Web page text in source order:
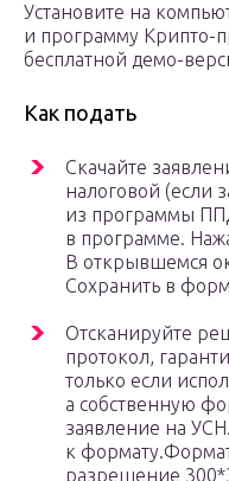
Установите на
и программу Крипто-
бесплатной демо-
Как подать
Скачайте
налоговой (если
из программы
в программе.
В открывшемся
Сохранить в
Отсканируйте
протокол,
только если
а собственную
заявление на
к
разрешение